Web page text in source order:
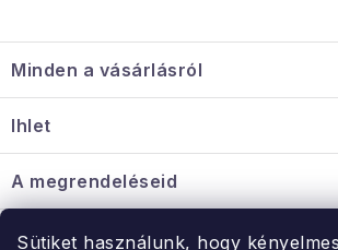
Sütiket használunk, hogy
á
b
é
c
Minden a vásárlásról
Információ a mellékletről
Nagykereskedelmi együttműködés
Ihlet
A megrendeléseid
Érintkezés